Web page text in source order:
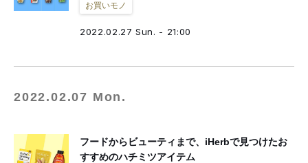
お買いモノ
2022.02.27 Sun. - 21:00
2022.02.07 Mon.
フードからビューティまで、iHerbで見つけたお
すすめのハチミツアイテム